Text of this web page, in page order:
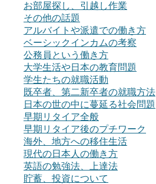
お部屋探し、引越し作業
その他の話題
アルバイトや派遣での働き方
ベーシックインカムの考察
公務員という働き方
大学生活や日本の教育問題
学生たちの就職活動
既卒者、第二新卒者の就職方法
日本の世の中に蔓延る社会問題
早期リタイア全般
早期リタイア後のプチワーク
海外、地方への移住生活
現代の日本人の働き方
英語の勉強法、上達法
貯蓄、投資について